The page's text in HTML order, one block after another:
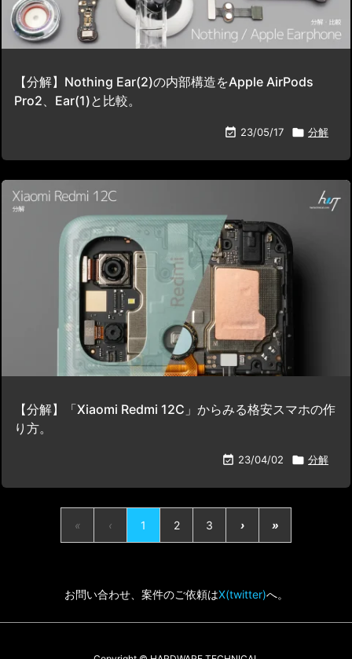
【分解】Nothing Ear(2)の内部構造をApple AirPods
Pro2、Ear(1)と比較。
 23/05/17  分解
【分解】「Xiaomi Redmi 12C」からみる格安スマホの作
り方。
 23/04/02  分解
« ‹ 1 2 3 › »
お問い合わせ、案件のご依頼はX(twitter)へ。